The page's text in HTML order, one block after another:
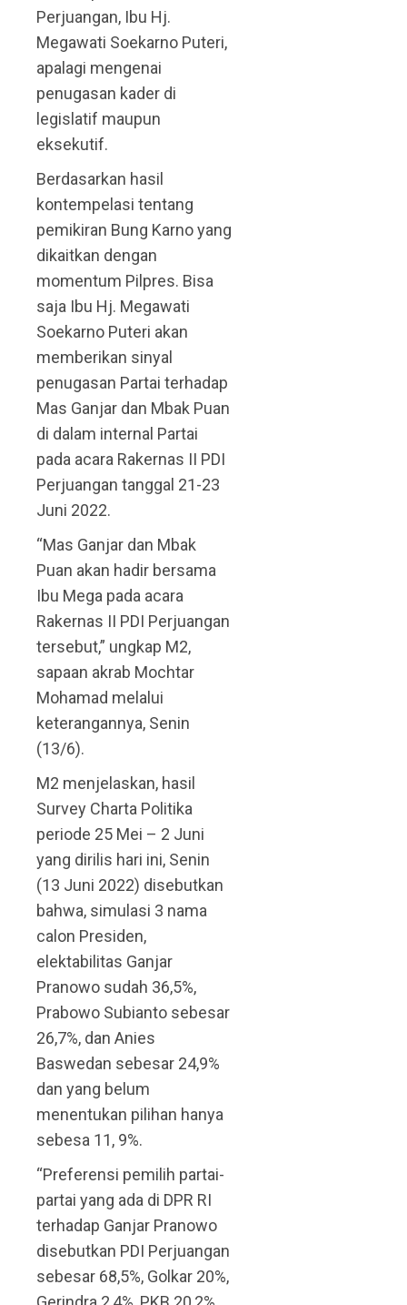
Perjuangan, Ibu Hj.
Megawati Soekarno Puteri,
apalagi mengenai
penugasan kader di
legislatif maupun
eksekutif.
Berdasarkan hasil
kontempelasi tentang
pemikiran Bung Karno yang
dikaitkan dengan
momentum Pilpres. Bisa
saja Ibu Hj. Megawati
Soekarno Puteri akan
memberikan sinyal
penugasan Partai terhadap
Mas Ganjar dan Mbak Puan
di dalam internal Partai
pada acara Rakernas II PDI
Perjuangan tanggal 21-23
Juni 2022.
“Mas Ganjar dan Mbak
Puan akan hadir bersama
Ibu Mega pada acara
Rakernas II PDI Perjuangan
tersebut,” ungkap M2,
sapaan akrab Mochtar
Mohamad melalui
keterangannya, Senin
(13/6).
M2 menjelaskan, hasil
Survey Charta Politika
periode 25 Mei – 2 Juni
yang dirilis hari ini, Senin
(13 Juni 2022) disebutkan
bahwa, simulasi 3 nama
calon Presiden,
elektabilitas Ganjar
Pranowo sudah 36,5%,
Prabowo Subianto sebesar
26,7%, dan Anies
Baswedan sebesar 24,9%
dan yang belum
menentukan pilihan hanya
sebesa 11, 9%.
“Preferensi pemilih partai-
partai yang ada di DPR RI
terhadap Ganjar Pranowo
disebutkan PDI Perjuangan
sebesar 68,5%, Golkar 20%,